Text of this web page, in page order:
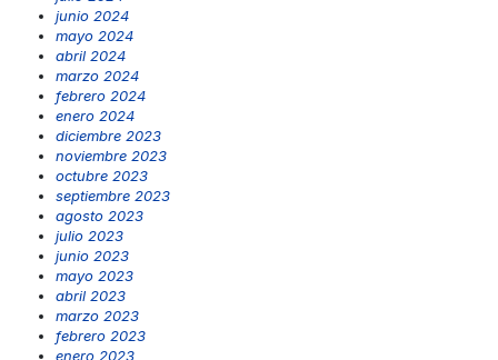
junio 2024
mayo 2024
abril 2024
marzo 2024
febrero 2024
enero 2024
diciembre 2023
noviembre 2023
octubre 2023
septiembre 2023
agosto 2023
julio 2023
junio 2023
mayo 2023
abril 2023
marzo 2023
febrero 2023
enero 2023